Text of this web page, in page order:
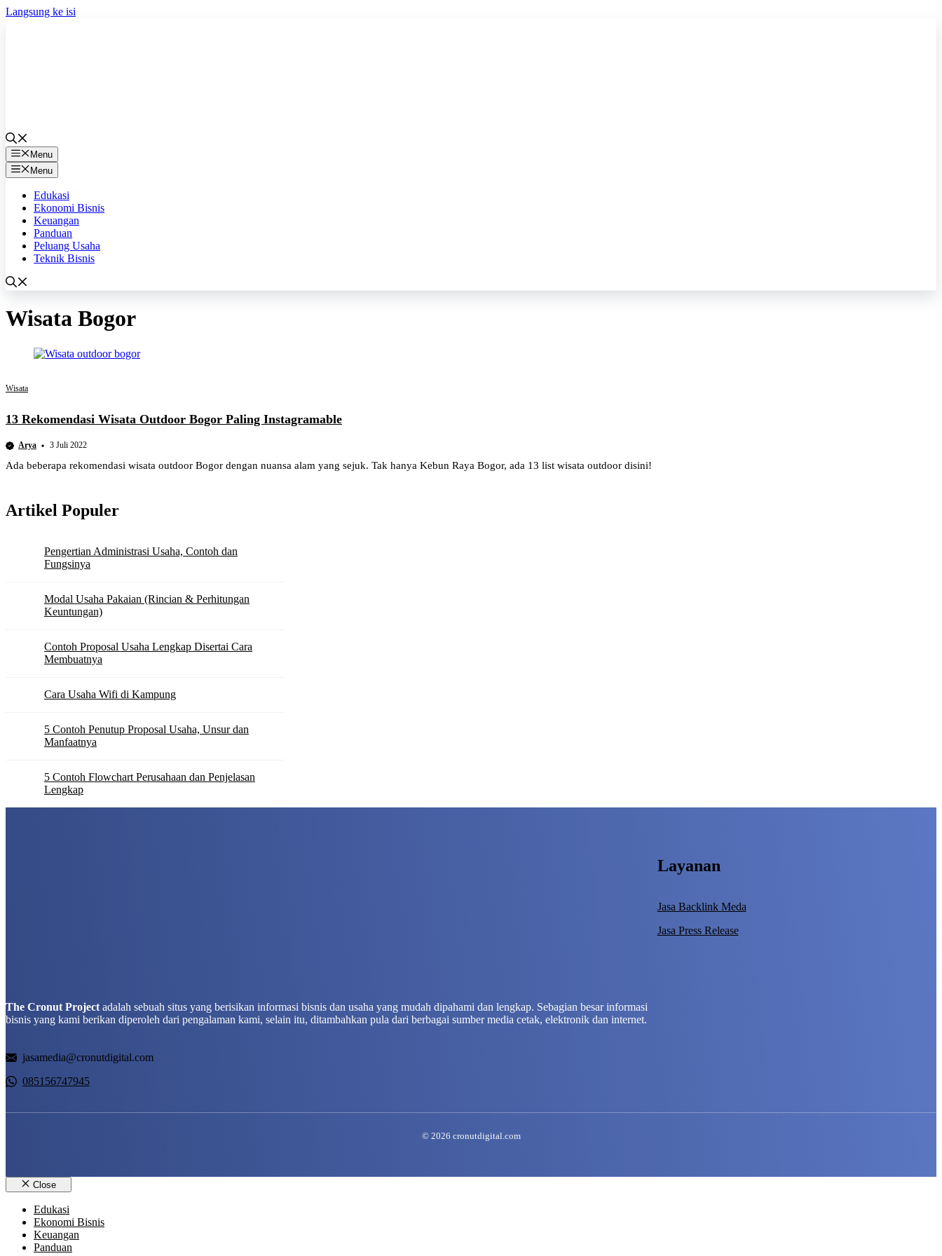
Langsung ke isi
Menu
Menu
Edukasi
Ekonomi Bisnis
Keuangan
Panduan
Peluang Usaha
Teknik Bisnis
Wisata Bogor
Wisata
13 Rekomendasi Wisata Outdoor Bogor Paling Instagramable
Arya 3 Juli 2022
Ada beberapa rekomendasi wisata outdoor Bogor dengan nuansa alam yang sejuk. Tak hanya Kebun Raya Bogor, ada 13 list wisata outdoor disini!
Artikel Populer
Pengertian Administrasi Usaha, Contoh dan
Fungsinya
Modal Usaha Pakaian (Rincian & Perhitungan
Keuntungan)
Contoh Proposal Usaha Lengkap Disertai Cara
Membuatnya
Cara Usaha Wifi di Kampung
5 Contoh Penutup Proposal Usaha, Unsur dan
Manfaatnya
5 Contoh Flowchart Perusahaan dan Penjelasan
Lengkap
The Cronut Project adalah sebuah situs yang berisikan informasi bisnis dan usaha yang mudah dipahami dan lengkap. Sebagian besar informasi
bisnis yang kami berikan diperoleh dari pengalaman kami, selain itu, ditambahkan pula dari berbagai sumber media cetak, elektronik dan internet.
jasamedia@cronutdigital.com
085156747945
Layanan
Jasa Backlink Meda
Jasa Press Release
© 2026 cronutdigital.com
Close
Edukasi
Ekonomi Bisnis
Keuangan
Panduan